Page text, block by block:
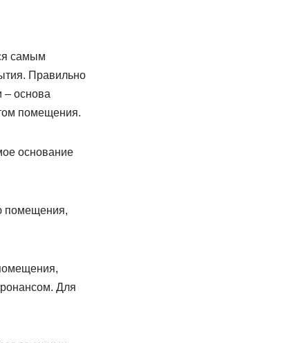
самым
Правильно
– основа
помещения.
основание
помещения,
Для